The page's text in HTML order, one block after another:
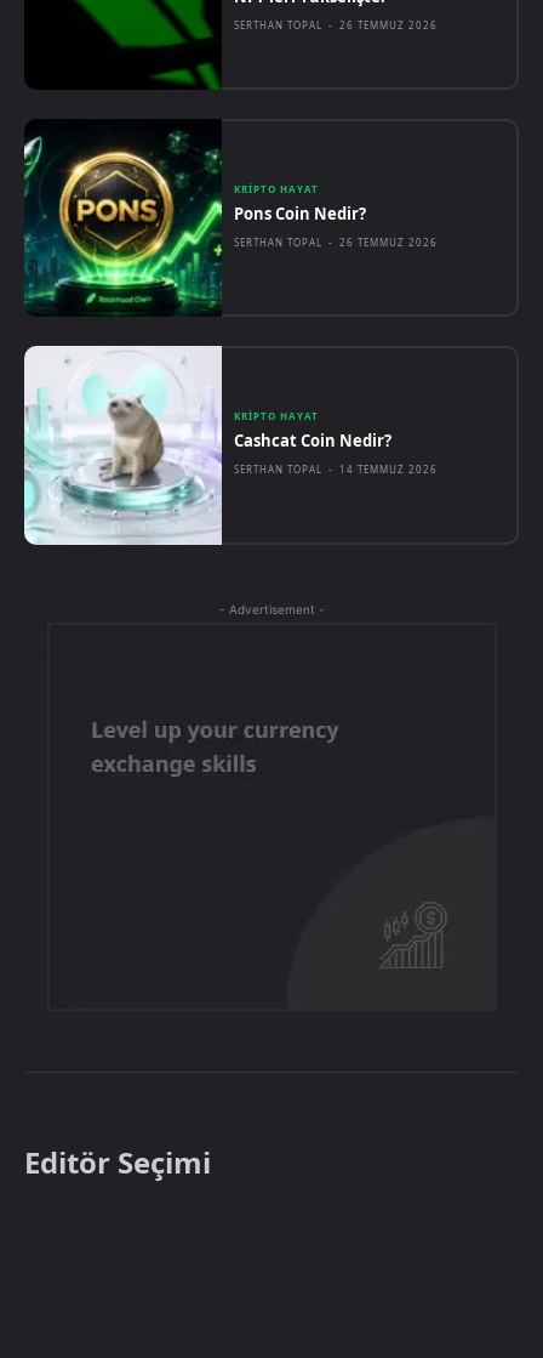
SERTHAN TOPAL - 26 TEMMUZ 2026
KRIPTO HAYAT
Pons Coin Nedir?
SERTHAN TOPAL - 26 TEMMUZ 2026
KRIPTO HAYAT
Cashcat Coin Nedir?
SERTHAN TOPAL - 14 TEMMUZ 2026
- Advertisement -
Editör Seçimi